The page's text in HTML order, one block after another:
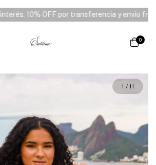
10% OFF por transferencia y envío free
0
1 / 11